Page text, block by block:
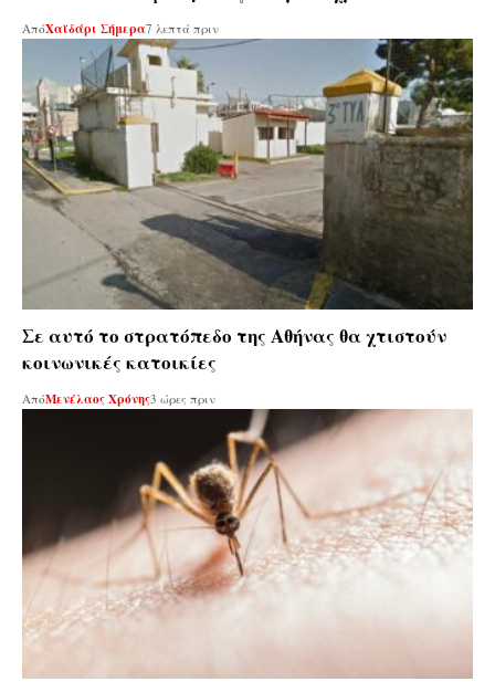
ΑπόΧαϊδάρι Σήμερα7 λεπτά πριν
Σε αυτό το στρατόπεδο της Αθήνας θα χτιστούν
κοινωνικές κατοικίες
ΑπόΜενέλαος Χρόνης3 ώρες πριν